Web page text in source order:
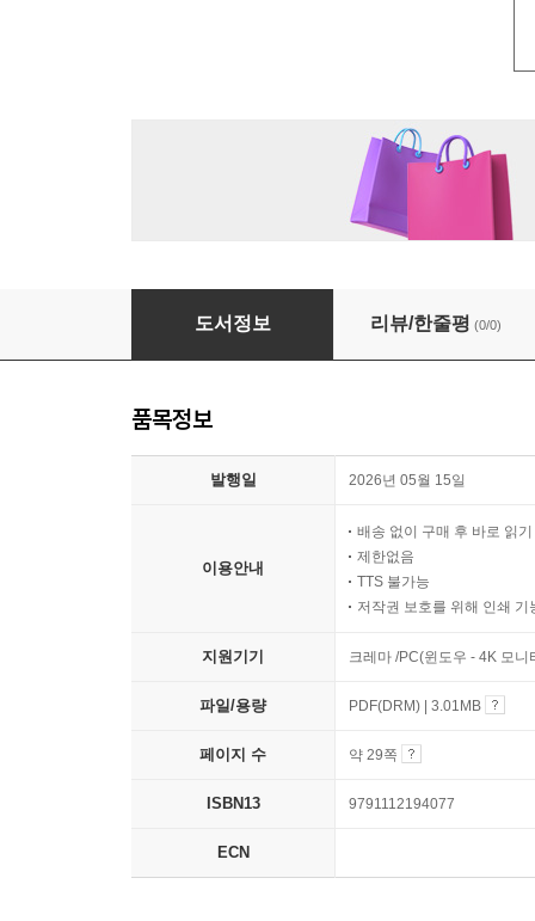
오늘도 나를 기다리는 작은 의자 4편 비 오는 날
도서정보 리뷰/한줄평 (0/0)
품목정보
발행일 2026년 05월 15일
이용안내
배송 없이 구매 후 바로 읽기
제한없음
TTS 불가능
저작권 보호를 위해 인쇄 기
지원기기 크레마 /PC(윈도우 - 4K 모
파일/용량 PDF(DRM) | 3.01MB
페이지 수 약 29쪽
ISBN13 9791112194077
ECN